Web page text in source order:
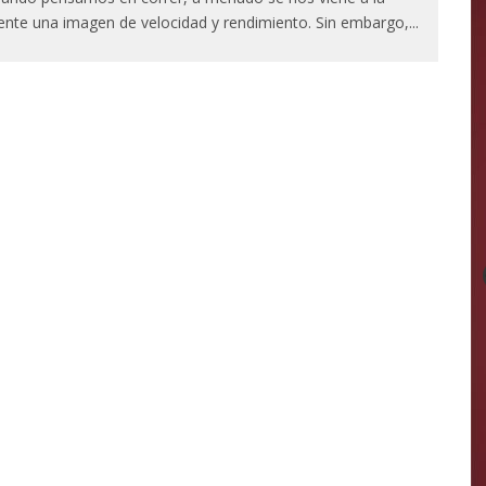
una imagen de velocidad y rendimiento. Sin embargo,...